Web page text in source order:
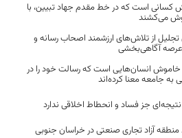
کسانی است که در خط مقدم جهاد تبیین، با
دوش می‌کشند
تجلیل از تلاش‌های ارزشمند اصحاب رسانه و
عرصه آگاهی‌بخشی
خاموش انسان‌هایی است که رسالت خود را در
جامعه معنا کرده‌اند
جز فساد و انحطاط اخلاقی ندارد
منطقه آزاد تجاری صنعتی در خراسان جنوبی